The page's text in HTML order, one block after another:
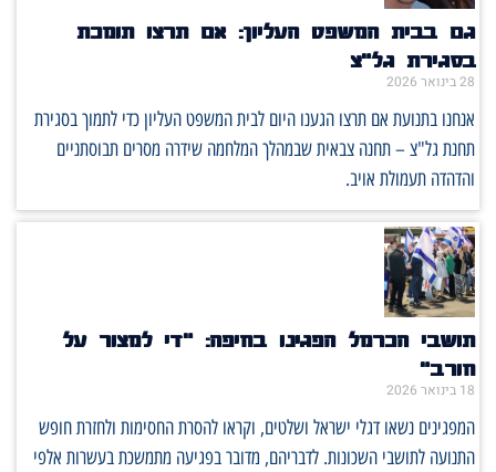
גם בבית המשפט העליון: אם תרצו תומכת
בסגירת גל״צ
28 בינואר 2026
אנחנו בתנועת אם תרצו הגענו היום לבית המשפט העליון כדי לתמוך בסגירת
תחנת גל"צ – תחנה צבאית שבמהלך המלחמה שידרה מסרים תבוסתניים
והדהדה תעמולת אויב.
תושבי הכרמל הפגינו בחיפה: “די למצור על
חורב”
18 בינואר 2026
המפגינים נשאו דגלי ישראל ושלטים, וקראו להסרת החסימות ולחזרת חופש
התנועה לתושבי השכונות. לדבריהם, מדובר בפגיעה מתמשכת בעשרות אלפי